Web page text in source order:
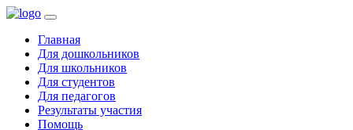
Главная
Для дошкольников
Для школьников
Для студентов
Для педагогов
Результаты участия
Помощь